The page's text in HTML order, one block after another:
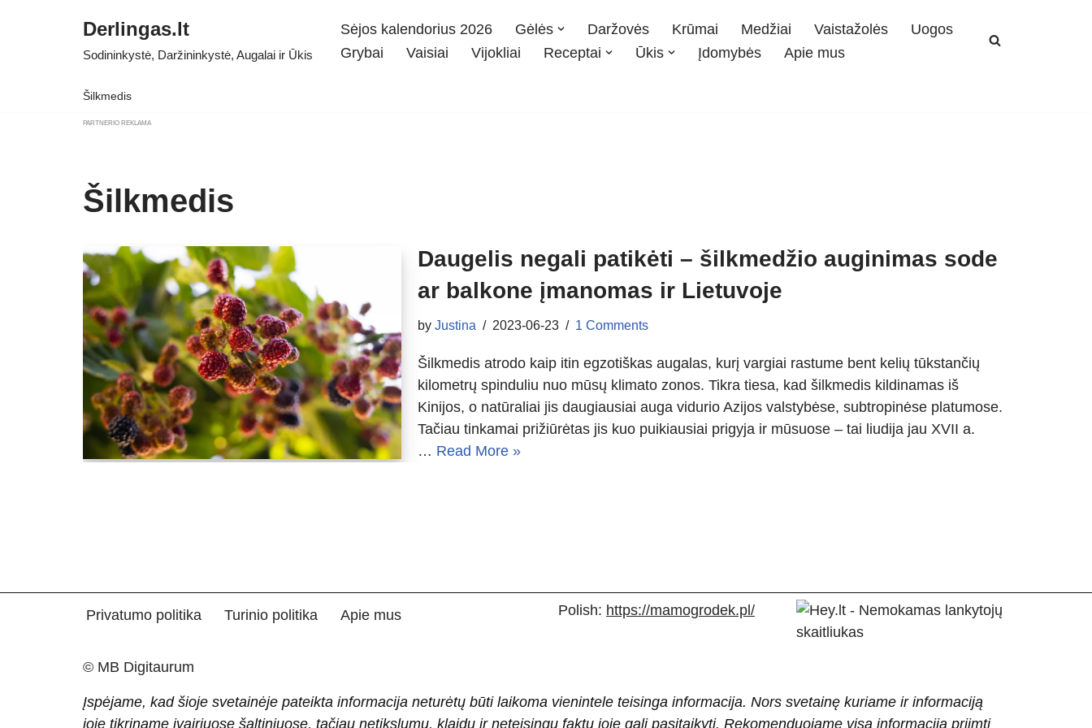
Derlingas.lt
Sodininkystė, Daržininkystė, Augalai ir Ūkis
Sėjos kalendorius 2026 Gėlės Daržovės Krūmai Medžiai Vaistažolės
Uogos
Grybai
Vaisiai Vijokliai Receptai Ūkis Įdomybės Apie mus
Šilkmedis
PARTNERIO REKLAMA
Šilkmedis
Daugelis negali patikėti – šilkmedžio auginimas sode
ar balkone įmanomas ir Lietuvoje
by Justina 2023-06-23 1 Comments
Šilkmedis atrodo kaip itin egzotiškas augalas, kurį vargiai rastume bent kelių tūkstančių
kilometrų spinduliu nuo mūsų klimato zonos. Tikra tiesa, kad šilkmedis kildinamas iš
Kinijos, o natūraliai jis daugiausiai auga vidurio Azijos valstybėse, subtropinėse platumose.
Tačiau tinkamai prižiūrėtas jis kuo puikiausiai prigyja ir mūsuose – tai liudija jau XVII a.
… Read More »
Privatumo politika Turinio politika Apie mus Polish: https://mamogrodek.pl/
© MB Digitaurum
Įspėjame, kad šioje svetainėje pateikta informacija neturėtų būti laikoma vienintele teisinga informacija. Nors svetainę kuriame ir informaciją
joje tikriname įvairiuose šaltiniuose, tačiau netikslumų, klaidų ir neteisingų faktų joje gali pasitaikyti. Rekomenduojame visą informaciją priimti